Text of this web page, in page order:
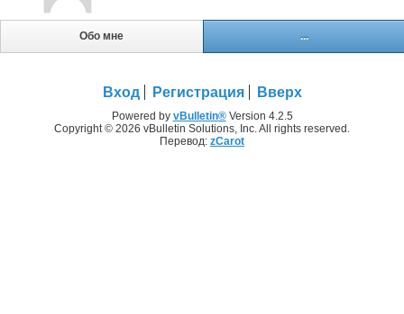
Обо мне ...
Вход Регистрация Вверх
Powered by vBulletin®Version 4.2.5
Copyright © 2026 vBulletin Solutions, Inc. All rights reserved.
Перевод: zCarot